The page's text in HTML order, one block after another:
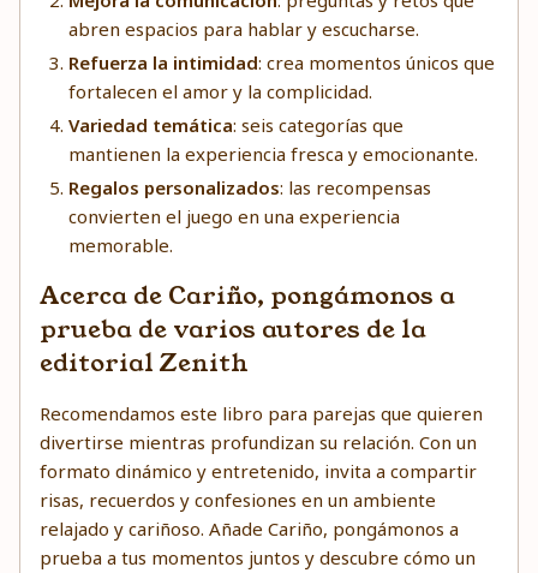
abren espacios para hablar y escucharse.
Refuerza la intimidad: crea momentos únicos que
fortalecen el amor y la complicidad.
Variedad temática: seis categorías que
mantienen la experiencia fresca y emocionante.
Regalos personalizados: las recompensas
convierten el juego en una experiencia
memorable.
Acerca de Cariño, pongámonos a
prueba de varios autores de la
editorial Zenith
Recomendamos este libro para parejas que quieren
divertirse mientras profundizan su relación. Con un
formato dinámico y entretenido, invita a compartir
risas, recuerdos y confesiones en un ambiente
relajado y cariñoso. Añade Cariño, pongámonos a
prueba a tus momentos juntos y descubre cómo un